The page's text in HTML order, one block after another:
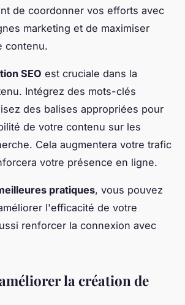
de coordonner vos efforts avec
marketing et de maximiser
contenu.
SEO est cruciale dans la
Intégrez des mots-clés
des balises appropriées pour
de votre contenu sur les
Cela augmentera votre trafic
votre présence en ligne.
pratiques, vous pouvez
l'efficacité de votre
renforcer la connexion avec
la création de